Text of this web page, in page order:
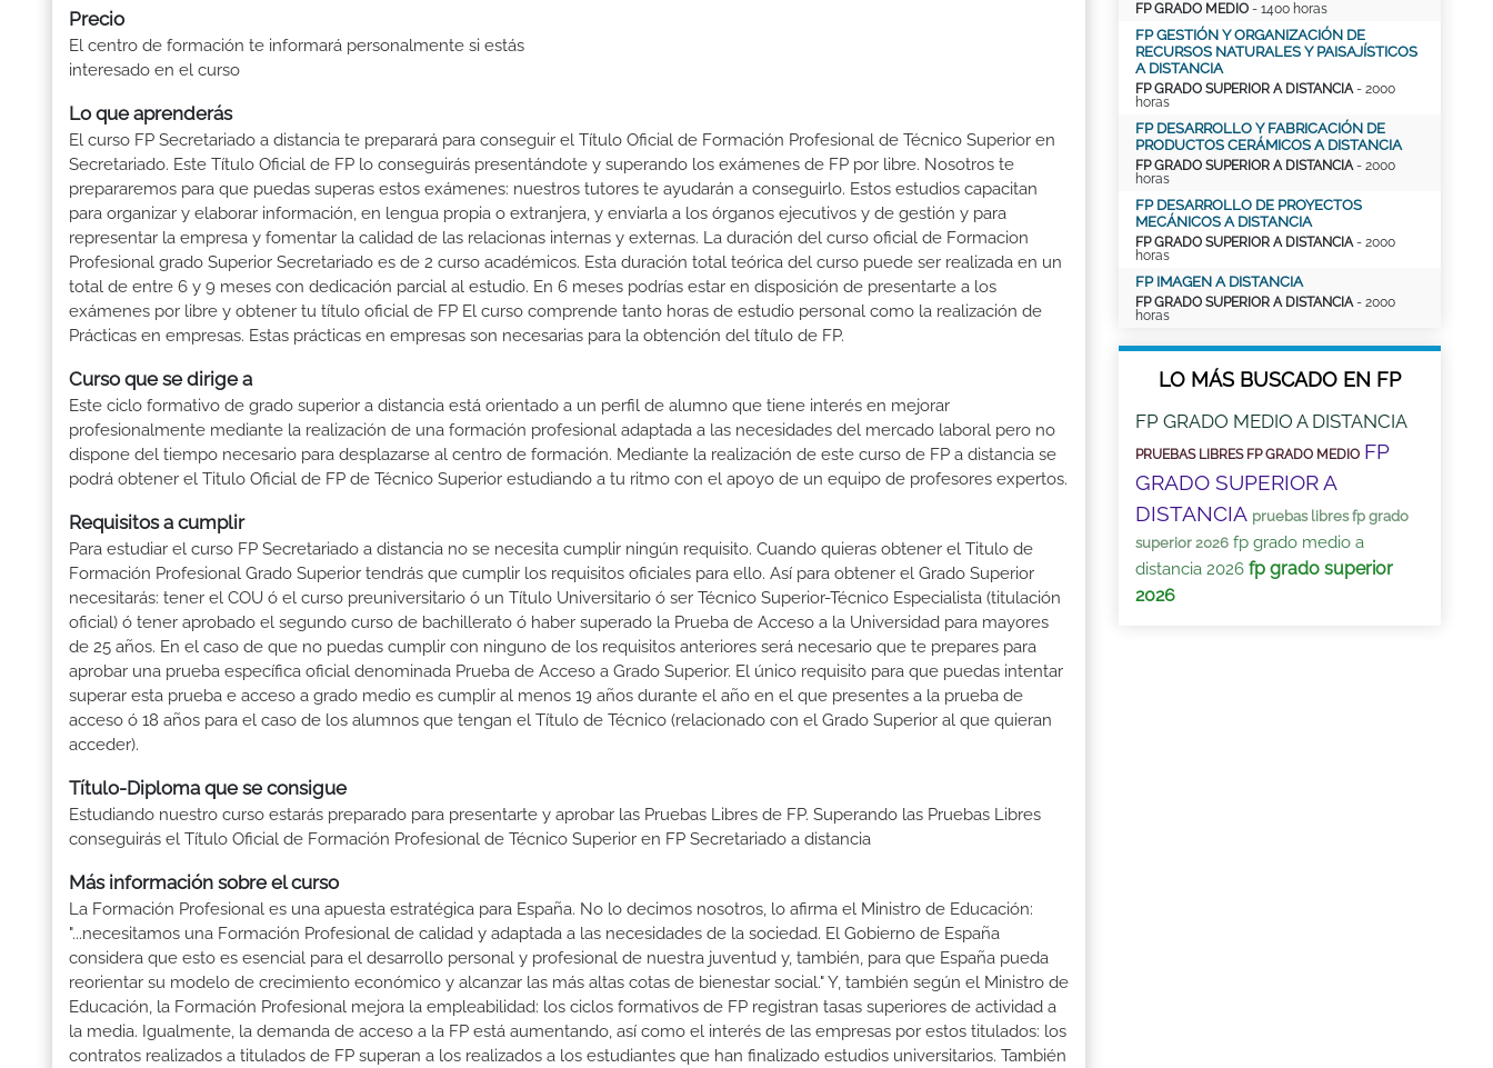
Precio
El centro de formación te informará personalmente si estás
interesado en el curso
Lo que aprenderás
El curso FP Secretariado a distancia te preparará para conseguir el Título Oficial de Formación Profesional de Técnico Superior en
Secretariado. Este Título Oficial de FP lo conseguirás presentándote y superando los exámenes de FP por libre. Nosotros te
prepararemos para que puedas superas estos exámenes: nuestros tutores te ayudarán a conseguirlo. Estos estudios capacitan
para organizar y elaborar información, en lengua propia o extranjera, y enviarla a los órganos ejecutivos y de gestión y para
representar la empresa y fomentar la calidad de las relacionas internas y externas. La duración del curso oficial de Formacion
Profesional grado Superior Secretariado es de 2 curso académicos. Esta duración total teórica del curso puede ser realizada en un
total de entre 6 y 9 meses con dedicación parcial al estudio. En 6 meses podrías estar en disposición de presentarte a los
exámenes por libre y obtener tu título oficial de FP El curso comprende tanto horas de estudio personal como la realización de
Prácticas en empresas. Estas prácticas en empresas son necesarias para la obtención del título de FP.
Curso que se dirige a
Este ciclo formativo de grado superior a distancia está orientado a un perfil de alumno que tiene interés en mejorar
profesionalmente mediante la realización de una formación profesional adaptada a las necesidades del mercado laboral pero no
dispone del tiempo necesario para desplazarse al centro de formación. Mediante la realización de este curso de FP a distancia se
podrá obtener el Titulo Oficial de FP de Técnico Superior estudiando a tu ritmo con el apoyo de un equipo de profesores expertos.
Requisitos a cumplir
Para estudiar el curso FP Secretariado a distancia no se necesita cumplir ningún requisito. Cuando quieras obtener el Titulo de
Formación Profesional Grado Superior tendrás que cumplir los requisitos oficiales para ello. Así para obtener el Grado Superior
necesitarás: tener el COU ó el curso preuniversitario ó un Título Universitario ó ser Técnico Superior-Técnico Especialista (titulación
oficial) ó tener aprobado el segundo curso de bachillerato ó haber superado la Prueba de Acceso a la Universidad para mayores
de 25 años. En el caso de que no puedas cumplir con ninguno de los requisitos anteriores será necesario que te prepares para
aprobar una prueba específica oficial denominada Prueba de Acceso a Grado Superior. El único requisito para que puedas intentar
superar esta prueba e acceso a grado medio es cumplir al menos 19 años durante el año en el que presentes a la prueba de
acceso ó 18 años para el caso de los alumnos que tengan el Título de Técnico (relacionado con el Grado Superior al que quieran
acceder).
Título-Diploma que se consigue
Estudiando nuestro curso estarás preparado para presentarte y aprobar las Pruebas Libres de FP. Superando las Pruebas Libres
conseguirás el Título Oficial de Formación Profesional de Técnico Superior en FP Secretariado a distancia
Más información sobre el curso
La Formación Profesional es una apuesta estratégica para España. No lo decimos nosotros, lo afirma el Ministro de Educación:
"...necesitamos una Formación Profesional de calidad y adaptada a las necesidades de la sociedad. El Gobierno de España
considera que esto es esencial para el desarrollo personal y profesional de nuestra juventud y, también, para que España pueda
reorientar su modelo de crecimiento económico y alcanzar las más altas cotas de bienestar social." Y, también según el Ministro de
Educación, la Formación Profesional mejora la empleabilidad: los ciclos formativos de FP registran tasas superiores de actividad a
la media. Igualmente, la demanda de acceso a la FP está aumentando, así como el interés de las empresas por estos titulados: los
contratos realizados a titulados de FP superan a los realizados a los estudiantes que han finalizado estudios universitarios. También
FP GRADO MEDIO - 1400 horas
FP GESTIÓN Y ORGANIZACIÓN DE
RECURSOS NATURALES Y PAISAJÍSTICOS
A DISTANCIA
FP GRADO SUPERIOR A DISTANCIA- 2000
horas
FP DESARROLLO Y FABRICACIÓN DE
PRODUCTOS CERÁMICOS A DISTANCIA
FP GRADO SUPERIOR A DISTANCIA- 2000
horas
FP DESARROLLO DE PROYECTOS
MECÁNICOS A DISTANCIA
FP GRADO SUPERIOR A DISTANCIA- 2000
horas
FP IMAGEN A DISTANCIA
FP GRADO SUPERIOR A DISTANCIA- 2000
horas
LO MÁS BUSCADO EN FP
FP GRADO MEDIO A DISTANCIA
PRUEBAS LIBRES FP GRADO MEDIO FP
GRADO SUPERIOR A
DISTANCIA pruebas libres fp grado
superior 2026 fp grado medio a
distancia 2026 fp grado superior
2026